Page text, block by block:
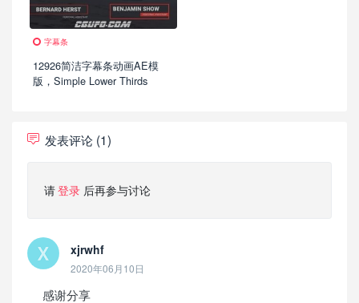
字幕条
12926简洁字幕条动画AE模
版，Simple Lower Thirds
发表评论 (1)
请登录 后再参与讨论
xjrwhf
2020年06月10日
感谢分享